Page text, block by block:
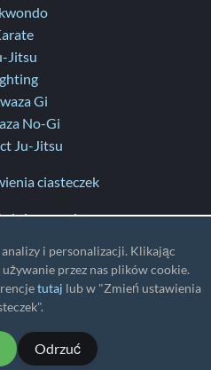
i personalizacji. Klikając
przez nas plików cookie.
tutaj lub w "Zmień ustawienia
Odrzuć
Jitsu
Gi
No-Gi
Ju-Jitsu
ciasteczek
się z nami
aktualizacjach
: UTC